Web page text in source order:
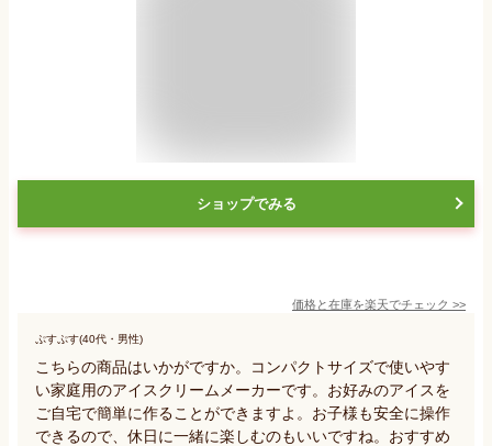
ショップでみる
価格と在庫を楽天でチェック >>
ぷすぷす(40代・男性)
こちらの商品はいかがですか。コンパクトサイズで使いやす
い家庭用のアイスクリームメーカーです。お好みのアイスを
ご自宅で簡単に作ることができますよ。お子様も安全に操作
できるので、休日に一緒に楽しむのもいいですね。おすすめ